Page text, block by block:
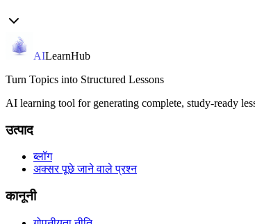
AILearnHub
Turn Topics into Structured Lessons
AI learning tool for generating complete, study-ready
उत्पाद
ब्लॉग
अक्सर पूछे जाने वाले प्रश्न
कानूनी